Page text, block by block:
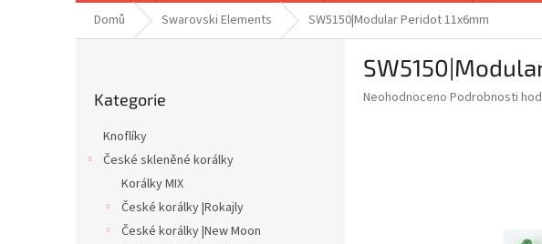
Domů
Swarovski Elements SW5150|Modular Peridot 11x6mm
kategorie
Kategorie
Knoflíky
České skleněné korálky
Korálky MIX
České korálky |Rokajly
České korálky |New Moon
Průměrné
Neohodnoceno Podrobnosti